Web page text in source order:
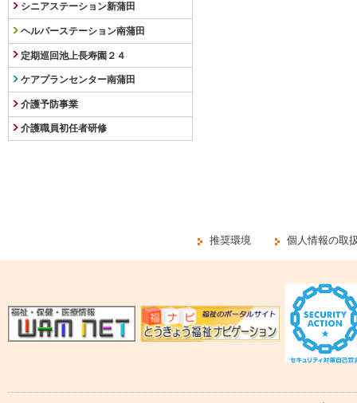
シニアステーション新蒲田
ヘルパーステーション南蒲田
定期巡回池上長寿園２４
ケアプランセンター南蒲田
介護予防事業
介護職員初任者研修
推奨環境 個人情報の取